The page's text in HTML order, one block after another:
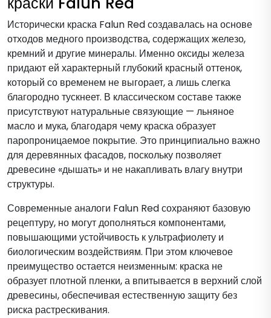
Исторически краска Falun Red создавалась на основе
отходов медного производства, содержащих железо,
кремний и другие минералы. Именно оксиды железа
придают ей характерный глубокий красный оттенок,
который со временем не выгорает, а лишь слегка
благородно тускнеет. В классическом составе также
присутствуют натуральные связующие — льняное
масло и мука, благодаря чему краска образует
паропроницаемое покрытие. Это принципиально важно
для деревянных фасадов, поскольку позволяет
древесине «дышать» и не накапливать влагу внутри
структуры.
Современные аналоги Falun Red сохраняют базовую
рецептуру, но могут дополняться компонентами,
повышающими устойчивость к ультрафиолету и
биологическим воздействиям. При этом ключевое
преимущество остается неизменным: краска не
образует плотной пленки, а впитывается в верхний слой
древесины, обеспечивая естественную защиту без
риска растрескивания.